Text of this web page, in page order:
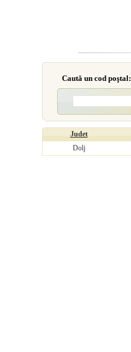
Caută un cod poştal:
Judet
Dolj